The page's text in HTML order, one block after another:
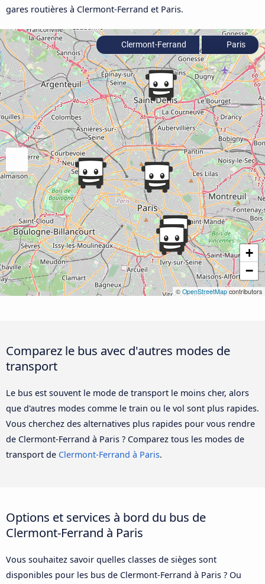
gares routières à Clermont-Ferrand et Paris.
+
−
©OpenStreetMapcontributors
Clermont-Ferrand Paris
Comparez le bus avec d'autres modes de
transport
Le bus est souvent le mode de transport le moins cher, alors
que d'autres modes comme le train ou le vol sont plus rapides.
Vous cherchez des alternatives plus rapides pour vous rendre
de Clermont-Ferrand à Paris ? Comparez tous les modes de
transport de Clermont-Ferrand à Paris.
Options et services à bord du bus de
Clermont-Ferrand à Paris
Vous souhaitez savoir quelles classes de sièges sont
disponibles pour les bus de Clermont-Ferrand à Paris ? Ou